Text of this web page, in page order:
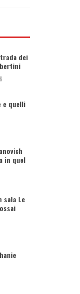
dei
e quelli
in quel
sala Le